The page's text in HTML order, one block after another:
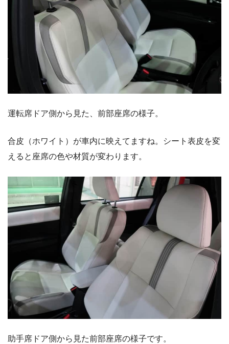
運転席ドア側から見た、前部座席の様子。
合皮（ホワイト）が車内に映えてますね。シート表皮を変
えると座席の色や材質が変わります。
助手席ドア側から見た前部座席の様子です。